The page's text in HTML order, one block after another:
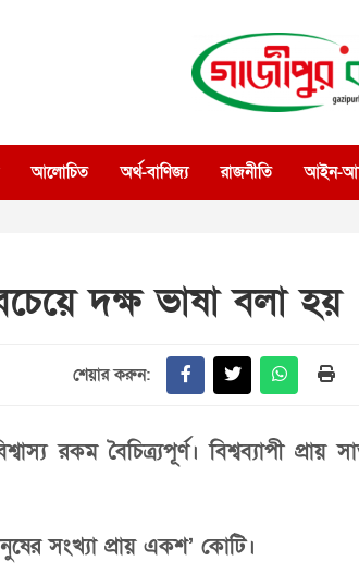
গাজীপুর
আলোচিত অর্থ-বাণিজ্য রাজনীতি আইন-
দক্ষ ভাষা বলা হয়
শেয়ার করুন:
রকম বৈচিত্র্যপূর্ণ। বিশ্বব্যাপী প্রায়
সংখ্যা প্রায় একশ’ কোটি।